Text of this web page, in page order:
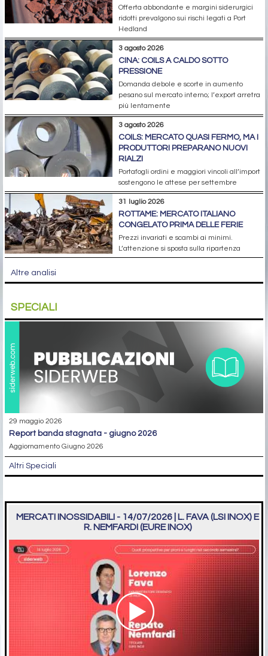
Offerta abbondante e margini siderurgici
ridotti prevalgono sui rischi legati a Port
Hedland
3 agosto 2026
CINA: COILS A CALDO SOTTO
PRESSIONE
Domanda debole e scorte in aumento
pesano sul mercato interno; l’export arretra
più lentamente
3 agosto 2026
COILS: MERCATO QUASI FERMO, MA I
PRODUTTORI PREPARANO NUOVI
RIALZI
Portafogli ordini e maggiori vincoli all’import
sostengono le attese per settembre
31 luglio 2026
ROTTAME: MERCATO ITALIANO
CONGELATO PRIMA DELLE FERIE
Prezzi invariati e scambi ai minimi.
L’attenzione si sposta sulla ripartenza
Altre analisi
SPECIALI
29 maggio 2026
report banda stagnata - giugno 2026
Aggiornamento Giugno 2026
Altri Speciali
MERCATI INOSSIDABILI - 14/07/2026 | L. FAVA (LSI INOX) E
R. NEMFARDI (EURE INOX)